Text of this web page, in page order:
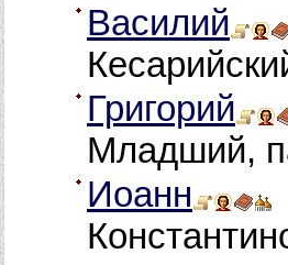
Василий
Григорий
Младший,
Иоанн